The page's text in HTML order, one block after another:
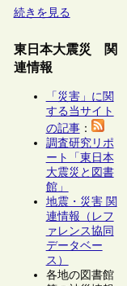
続きを見る
東日本大震災 関
連情報
「災害」に関
する当サイト
の記事：
調査研究リポ
ート「東日本
大震災と図書
館」
地震・災害 関
連情報（レフ
ァレンス協同
データベー
ス）
各地の図書館